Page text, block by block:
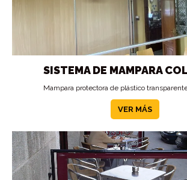
SISTEMA DE MAMPARA
Mampara protectora de plástico
VER MÁS